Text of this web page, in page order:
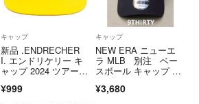
キャップ
新品 .ENDRECHER
I. エンドリケリー キ
ャップ 2024 ツアーグ
¥999
キャップ
NEW ERA ニューエ
ラ MLB 別注 ベー
スボール キャップ 9T
タイガース ネイビー
¥3,680